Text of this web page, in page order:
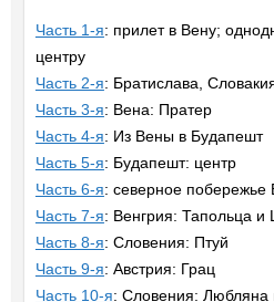
Часть 1-я: прилет в Вену;
центру
Часть 2-я: Братислава,
Часть 3-я: Вена: Пратер
Часть 4-я: Из Вены в Будапешт
Часть 5-я: Будапешт: центр
Часть 6-я: северное побережье
Часть 7-я: Венгрия: Тапольца
Часть 8-я: Словения: Птуй
Часть 9-я: Австрия: Грац
Часть 10-я: Словения: Любляна